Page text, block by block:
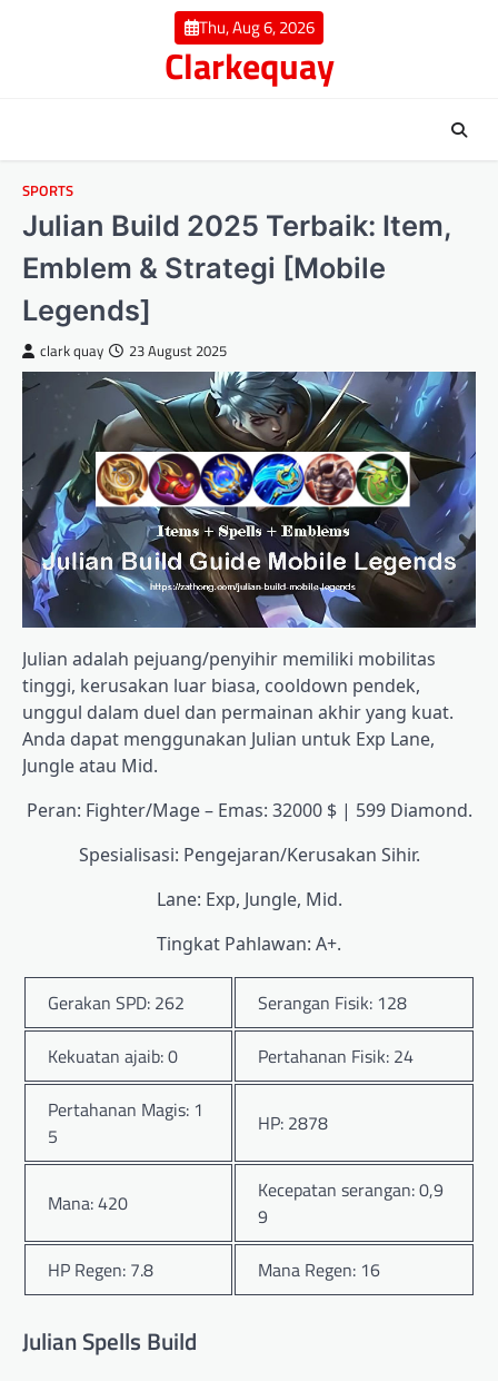
Thu, Aug 6, 2026
Clarkequay
SPORTS
Julian Build 2025 Terbaik: Item,
Emblem & Strategi [Mobile
Legends]
clark quay 23 August 2025
Julian adalah pejuang/penyihir memiliki mobilitas
tinggi, kerusakan luar biasa, cooldown pendek,
unggul dalam duel dan permainan akhir yang kuat.
Anda dapat menggunakan Julian untuk Exp Lane,
Jungle atau Mid.
Peran: Fighter/Mage – Emas: 32000 $ | 599 Diamond.
Spesialisasi: Pengejaran/Kerusakan Sihir.
Lane: Exp, Jungle, Mid.
Tingkat Pahlawan: A+.
Gerakan SPD: 262
Serangan Fisik: 128
Kekuatan ajaib: 0
Pertahanan Fisik: 24
Pertahanan Magis: 1
5
HP: 2878
Mana: 420
Kecepatan serangan: 0,9
9
HP Regen: 7.8
Mana Regen: 16
Julian Spells Build